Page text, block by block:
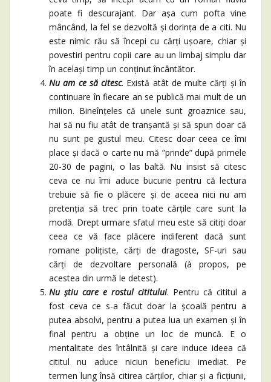
poate fi descurajant. Dar așa cum pofta vine
mâncând, la fel se dezvoltă și dorința de a citi. Nu
este nimic rău să începi cu cărți ușoare, chiar și
povestiri pentru copii care au un limbaj simplu dar
în același timp un conținut încântător.
Nu am ce să citesc. Există atât de multe cărți și în
continuare în fiecare an se publică mai mult de un
milion. Bineînțeles că unele sunt groaznice sau,
hai să nu fiu atât de tranșantă și să spun doar că
nu sunt pe gustul meu. Citesc doar ceea ce îmi
place și dacă o carte nu mă ”prinde” după primele
20-30 de pagini, o las baltă. Nu insist să citesc
ceva ce nu îmi aduce bucurie pentru că lectura
trebuie să fie o plăcere și de aceea nici nu am
pretenția să trec prin toate cărțile care sunt la
modă. Drept urmare sfatul meu este să citiți doar
ceea ce vă face plăcere indiferent dacă sunt
romane polițiste, cărți de dragoste, SF-uri sau
cărți de dezvoltare personală (à propos, pe
acestea din urmă le detest).
Nu știu care e rostul cititului. Pentru că cititul a
fost ceva ce s-a făcut doar la școală pentru a
putea absolvi, pentru a putea lua un examen și în
final pentru a obține un loc de muncă. E o
mentalitate des întâlnită și care induce ideea că
cititul nu aduce niciun beneficiu imediat. Pe
termen lung însă citirea cărților, chiar și a ficțiunii,